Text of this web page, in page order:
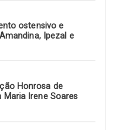
ostensivo e
Ipezal e
Honrosa de
Irene Soares